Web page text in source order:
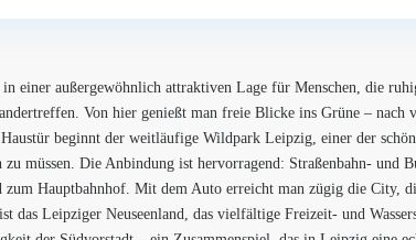
einer außergewöhnlich attraktiven Lage für Menschen, die
Von hier genießt man freie Blicke ins Grüne –
beginnt der weitläufige Wildpark Leipzig, einer der
müssen. Die Anbindung ist hervorragend: Straßenbahn-
Hauptbahnhof. Mit dem Auto erreicht man zügig die
das Leipziger Neuseenland, das vielfältige Freizeit- und